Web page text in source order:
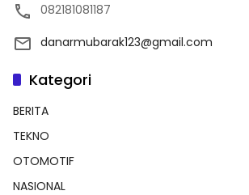
082181081187
danarmubarak123@gmail.com
Kategori
BERITA
TEKNO
OTOMOTIF
NASIONAL